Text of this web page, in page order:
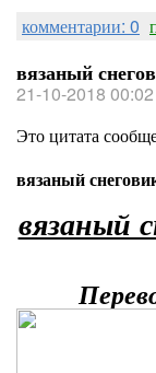
комментарии: 0
вязаный
21-10-2018 00:02
Это цитата
вязаный
вязаный